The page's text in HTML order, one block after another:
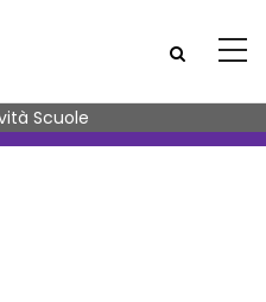
Scuole